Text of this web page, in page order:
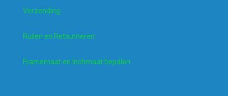
Verzending
Ruilen en Retourneren
Framemaat en Inchmaat bepalen